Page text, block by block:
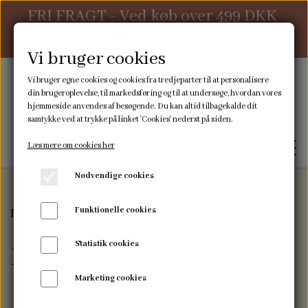
FRI FRAGT - Ved køb over 499 DKK
WEBSHOP
Forside Pusletid
Pusletid
Vi bruger cookies
Vi bruger egne cookies og cookies fra tredjeparter til at personalisere
din brugeroplevelse, til markedsføring og til at undersøge, hvordan vores
hjemmeside anvendes af besøgende. Du kan altid tilbagekalde dit
samtykke ved at trykke på linket 'Cookies' nederst på siden.
Læs mere om cookies her
Nødvendige cookies
Funktionelle cookies
Statistik cookies
Marketing cookies